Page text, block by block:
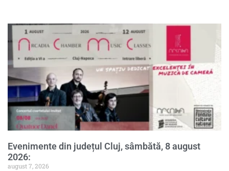
Evenimente din județul Cluj, sâmbătă, 8 august
2026:
august 7, 2026